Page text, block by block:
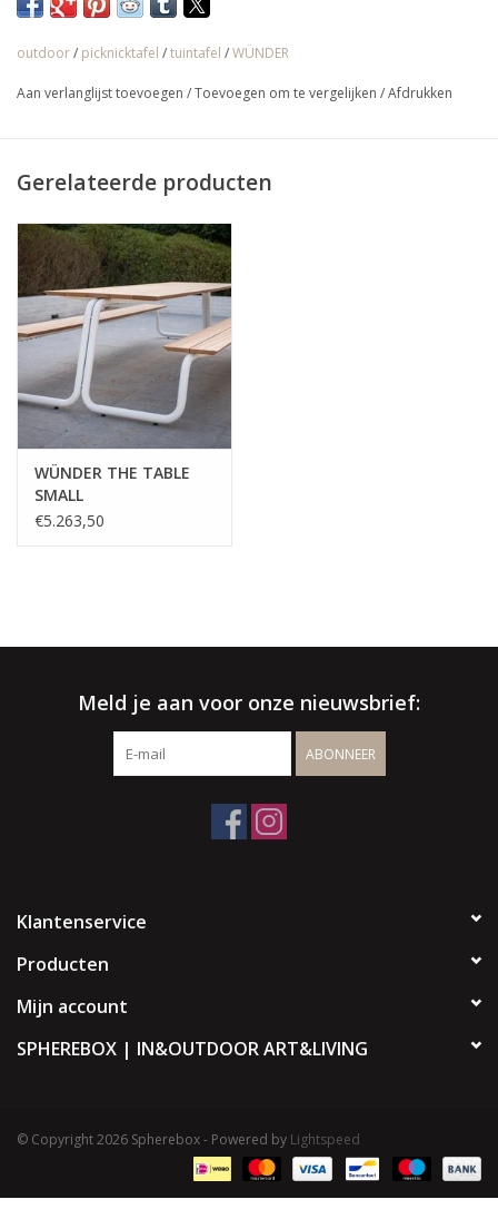
stelvoetjes
Wünder staat voor fris Belgisch outdoor design. Onder het
Toffe dingen. Schone dingen. Bij Wünder gelden weinig
tralala, just ohlala!
Slank, strak en standvastig. Aan The Table kan 8 tot 12 man
gezellig aanschuiven voor een onderonsje in stijl. De sierlijke
buizen geven het geheel een zachte toets. Een meubelstuk waar
je jaren plezier aan beleeft.
√ Jarenlange ervaring
outdoor/ picknicktafel /tuintafel /WÜNDER
Aan verlanglijst toevoegen /Toevoegen om te vergelijken /Afdrukken
Gerelateerde producten
WÜNDER THE TABLE
SMALL
€5.263,50
Meld je aan voor onze nieuwsbrief:
ABONNEER
Klantenservice
Producten
Mijn account
SPHEREBOX | IN&OUTDOOR ART&LIVING
© Copyright 2026 Spherebox - Powered by Lightspeed